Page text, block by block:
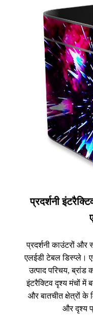
प्रदर्शनी
प्रदर्शनी काउंटरों और
एलईडी टेबल डिस्प्ले।
उत्पाद परिचय,
इंटरैक्टिव दृश्य मंचों में
और बातचीत क्षेत्रों के
और दृश्य